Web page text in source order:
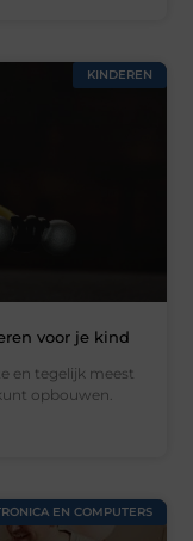
KINDEREN
voor je kind
en tegelijk meest
opbouwen.
EN COMPUTERS